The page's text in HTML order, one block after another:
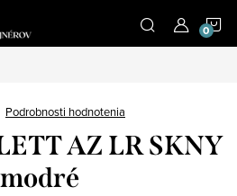
Podrobnosti hodnotenia
AZ LR SKNY